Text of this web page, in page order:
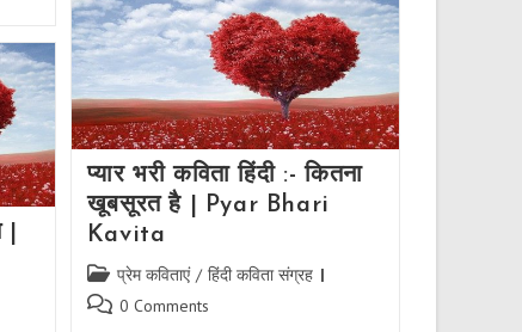
कविता
:-
हाँ,
प्यार
करने
लगी
हूँ
मैं
प्यार भरी कविता हिंदी :- कितना
खूबसूरत है | Pyar Bhari
Kavita
Post
category:
प्रेम कविताएं / हिंदी कविता संग्रह
Post 0 Comments